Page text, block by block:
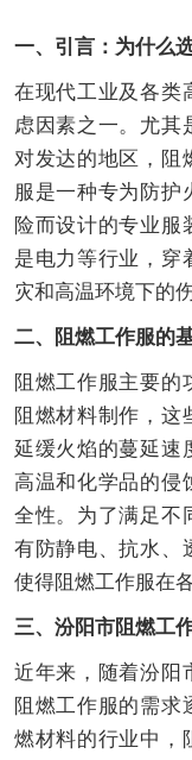
一、引言：为什么
在现代工业及各类
虑因素之一。尤其
对发达的地区，阻
服是一种专为防护
险而设计的专业服
是电力等行业，穿
灾和高温环境下的
二、阻燃工作服的
阻燃工作服主要的
阻燃材料制作，这
延缓火焰的蔓延速
高温和化学品的侵
全性。为了满足不
有防静电、抗水、
使得阻燃工作服在
三、汾阳市阻燃工
近年来，随着汾阳
阻燃工作服的需求
燃材料的行业中，